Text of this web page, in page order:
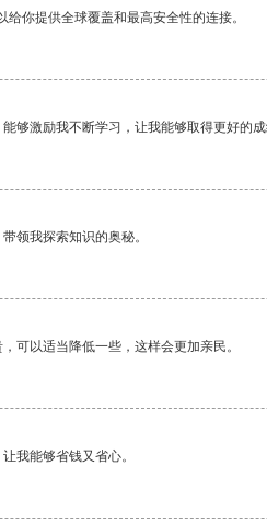
你提供全球覆盖和最高安全性的连接。
够激励我不断学习，让我能够取得更好的
领我探索知识的奥秘。
可以适当降低一些，这样会更加亲民。
我能够省钱又省心。